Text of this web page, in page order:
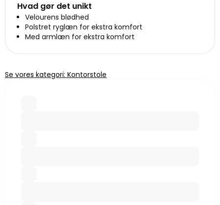
Hvad gør det unikt
Velourens blødhed
Polstret ryglæn for ekstra komfort
Med armlæn for ekstra komfort
Se vores kategori: Kontorstole